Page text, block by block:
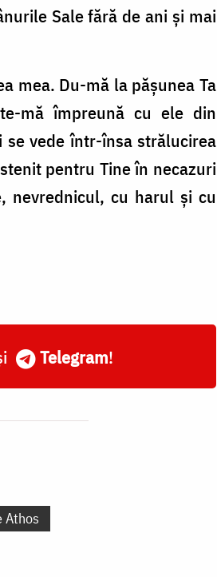
Sale fără de ani și mai
mea. Du-mă la pășunea Ta
mă împreună cu ele din
se vede într-însa strălu­cirea
pentru Tine în ne­cazuri
nevrednicul, cu harul și cu
Telegram!
Athos